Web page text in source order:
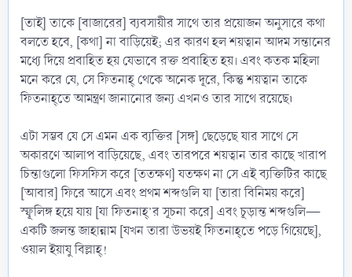
[তাই] তাকে [বাজারের] ব্যবসায়ীর সাথে তার প্রয়োজন অনুসারে কথা
বলতে হবে, [কথা] না বাড়িয়েই; এর কারণ হল শয়ত্বান আদম সন্তানের
মধ্যে দিয়ে প্রবাহিত হয় যেভাবে রক্ত প্রবাহিত হয়। এবং কতক মহিলা
মনে করে যে, সে ফিতনাহ্ থেকে অনেক দূরে, কিন্তু শয়ত্বান তাকে
ফিতনাহ্তে আমন্ত্রণ জানানোর জন্য এখনও তার সাথে রয়েছে৷
এটা সম্ভব যে সে এমন এক ব্যক্তির [সঙ্গ] ছেড়েছে যার সাথে সে
অকারণে আলাপ বাড়িয়েছে, এবং তারপরে শয়ত্বান তার কাছে খারাপ
চিন্তাগুলো ফিসফিস করে [ততক্ষণ] যতক্ষণ না সে এই ব্যক্তিটির কাছে
[আবার] ফিরে আসে এবং প্রথম শব্দগুলি যা [তারা বিনিময় করে]
স্ফূলিঙ্গ হয়ে যায় [যা ফিতনাহ্’র সূচনা করে] এবং চূড়ান্ত শব্দগুলি—
একটি জলন্ত জাহান্নাম [যখন তারা উভয়ই ফিতনাহ্তে পড়ে গিয়েছে],
ওয়াল ইয়াযু বিল্লাহ্!